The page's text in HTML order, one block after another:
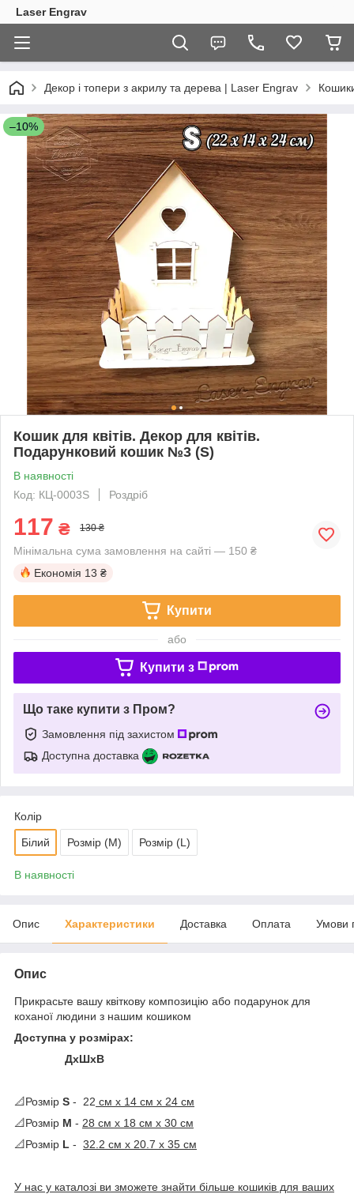
Laser Engrav
Декор і топери з акрилу та дерева | Laser Engrav
–10%
Кошик для квітів. Декор для квітів.
Подарунковий кошик №3 (S)
В наявності
Код: КЦ-0003S
Роздріб
117 ₴ 130 ₴
Мінімальна сума замовлення на сайті — 150 ₴
Економія 13 ₴
Купити
або
Купити з
Що таке купити з Пром?
Замовлення під захистом
Доступна доставка
Колір
Білий Розмір (М) Розмір (L)
В наявності
Опис Характеристики Доставка Оплата Умови
Опис
Прикрасьте вашу квіткову композицію або подарунок для
коханої людини з нашим кошиком
Доступна у розмірах:
ДхШхВ
📐Розмір S - 22 cм х 14 см х 24 см
📐Розмір М - 28 см х 18 см х 30 см
📐Розмір L - 32.2 см х 20.7 х 35 см
У нас у каталозі ви зможете знайти більше кошиків для ваших